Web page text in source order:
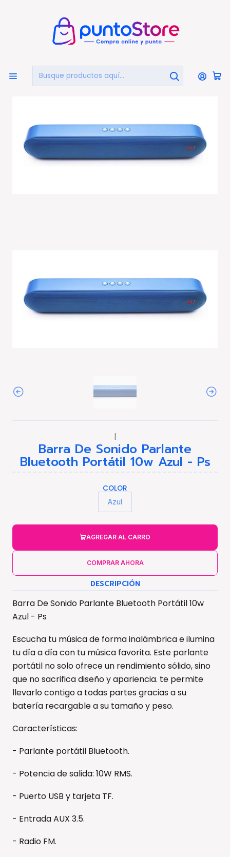
Inicio AUDIO Y VIDEO Audio
Sistemas De Sonido Y Barras
Barra De Sonido Parlante Bluetooth Portátil 10w Azul -
|
Barra De Sonido Parlante
Bluetooth Portátil 10w Azul - Ps
COLOR
Azul
AGREGAR AL CARRO
COMPRAR AHORA
DESCRIPCIÓN
Barra De Sonido Parlante Bluetooth Portátil 10w
Azul - Ps
Escucha tu música de forma inalámbrica e ilumina
tu día a día con tu música favorita. Este parlante
portátil no solo ofrece un rendimiento sólido, sino
que no sacrifica diseño y apariencia. te permite
llevarlo contigo a todas partes gracias a su
batería recargable a su tamaño y peso.
Características:
- Parlante portátil Bluetooth.
- Potencia de salida: 10W RMS.
- Puerto USB y tarjeta TF.
- Entrada AUX 3.5.
- Radio FM.